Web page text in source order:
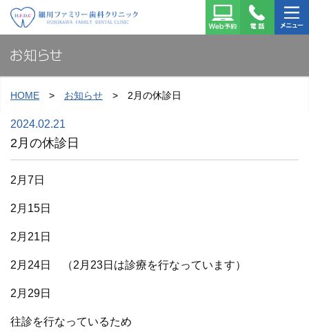
細川ファミリー歯科クリ
ニック
725-
ちら
HOME お知らせ 2月の休診日
2024.02.21
2月の休診日
2月7日
2月15日
2月21日
2月24日 （2月23日は診療を行なっています）
2月29日
往診を行なっているため